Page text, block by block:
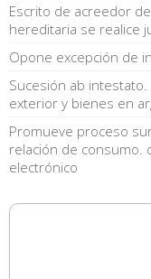
Escrito de acreedor
hereditaria se realice
Opone excepción de
Sucesión ab
exterior y bienes en
Promueve proceso
relación de consumo.
electrónico